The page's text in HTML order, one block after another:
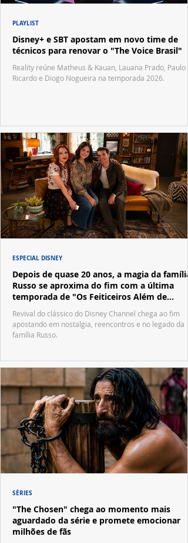
Disney+ e SBT apostam em novo time de
técnicos para renovar o "The Voice Brasil"
Reality reúne Matheus & Kauan, Lauana Prado, Paulo
Ricardo e Diogo Nogueira na temporada 2026.
PLAYLIST
Depois de quase 20 anos, a magia da família
Russo se aproxima do fim com a última
temporada de "Os Feiticeiros Além de
Waverly Place"
Revival do clássico do Disney Channel chega ao fim
apostando em nostalgia, reencontros e no legado da
família Russo.
ESPECIAL DISNEY
"The Chosen" chega ao momento mais
aguardado da série e promete emocionar
milhões de fãs
SÉRIES